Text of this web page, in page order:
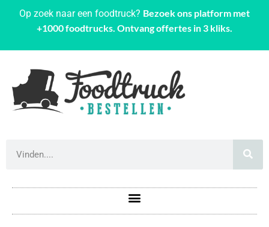
Op zoek naar een foodtruck? Bezoek ons platform met
+1000 foodtrucks. Ontvang offertes in 3 kliks.